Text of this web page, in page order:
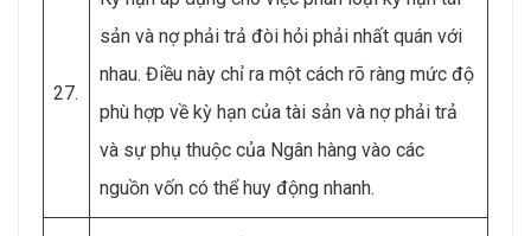
27.
sản và nợ phải trả đòi hỏi phải nhất quán với
nhau. Điều này chỉ ra một cách rõ ràng mức độ
phù hợp về kỳ hạn của tài sản và nợ phải trả
và sự phụ thuộc của Ngân hàng vào các
nguồn vốn có thể huy động nhanh.